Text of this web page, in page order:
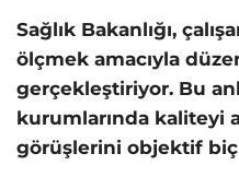
Sağlık Bakanlığı,
ölçmek amacıyla
gerçekleştiriyor. Bu
kurumlarında kaliteyi
görüşlerini objektif